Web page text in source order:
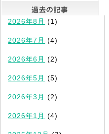
最新記事一覧
2026年8月 (1)
2026年7月 (4)
2026年6月 (2)
2026年5月 (5)
2026年3月 (2)
2026年1月 (4)